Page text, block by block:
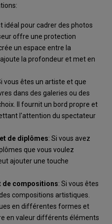
idéal pour cadrer des photos
offre une protection
un espace entre la
la profondeur et met en
vous êtes un artiste et que
dans des galeries ou des
Il fournit un bord propre et
l'attention du spectateur
de diplômes: Si vous avez
que vous voulez
ajouter une touche
de compositions: Si vous êtes
compositions artistiques.
en différentes formes et
en valeur différents éléments